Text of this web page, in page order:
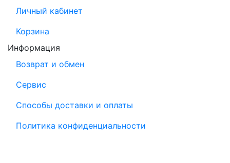
Личный кабинет
Корзина
Информация
Возврат и обмен
Сервис
Способы доставки и оплаты
Политика конфиденциальности